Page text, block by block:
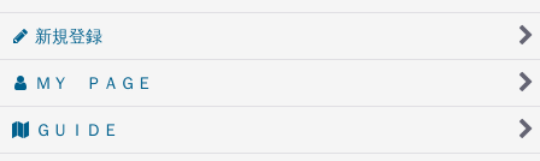
新規登録
ＭＹ ＰＡＧＥ
ＧＵＩＤＥ